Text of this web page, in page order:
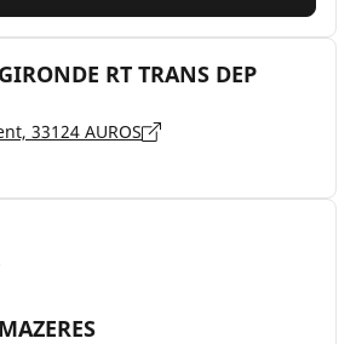
RT TRANS DEP
33124 AUROS